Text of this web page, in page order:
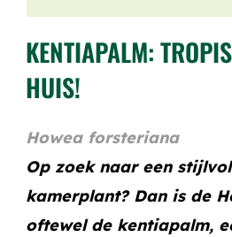
KENTIAPALM:
HUIS!
Howea forsteriana
Op zoek naar een
kamerplant? Dan is de
oftewel de kentiapalm,